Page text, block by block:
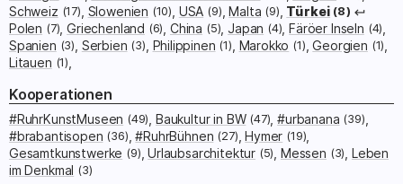
Schweiz (17) Slowenien (10) USA (9) Malta (9) Türkei (8)
Polen (7) Griechenland (6) China (5) Japan (4) Färöer Inseln (4)
Spanien (3) Serbien (3) Philippinen (1) Marokko (1) Georgien (1)
Litauen (1)
Kooperationen
#RuhrKunstMuseen (49) Baukultur in BW (47) #urbanana (39)
#brabantisopen (36) #RuhrBühnen (27) Hymer (19)
Gesamtkunstwerke (9) Urlaubsarchitektur (5) Messen (3) Leben
im Denkmal (3)